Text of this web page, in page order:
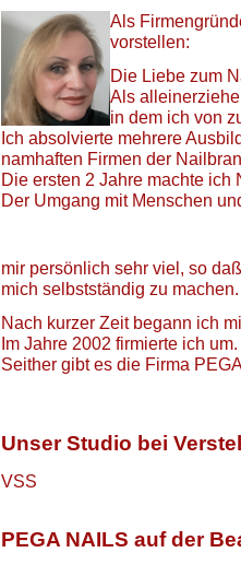
Als F
vorstellen:
Die Liebe zum
Als
in dem ich von
Ich absolvierte mehrere
namhaften Firmen der
Die ersten 2 Jahre machte ich
Der Umgang mit Menschen
mir persönlich sehr viel, so
mich selbstständig zu
Nach kurzer Zeit begann ich
Im Jahre 2002 firmierte ich um.
Seither gibt es die Firma
Unser Studio bei
VSS
PEGA NAILS auf der